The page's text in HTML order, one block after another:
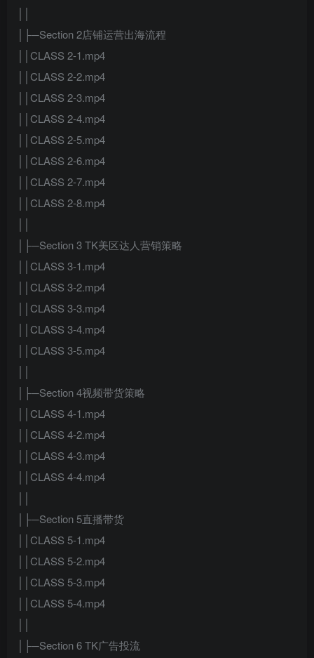
│├─Section 2店铺运营出海流程
││CLASS 2-1.mp4
││CLASS 2-2.mp4
││CLASS 2-3.mp4
││CLASS 2-4.mp4
││CLASS 2-5.mp4
││CLASS 2-6.mp4
││CLASS 2-7.mp4
││CLASS 2-8.mp4
│├─Section 3 TK美区达人营销策略
││CLASS 3-1.mp4
││CLASS 3-2.mp4
││CLASS 3-3.mp4
││CLASS 3-4.mp4
││CLASS 3-5.mp4
│├─Section 4视频带货策略
││CLASS 4-1.mp4
││CLASS 4-2.mp4
││CLASS 4-3.mp4
││CLASS 4-4.mp4
│├─Section 5直播带货
││CLASS 5-1.mp4
││CLASS 5-2.mp4
││CLASS 5-3.mp4
││CLASS 5-4.mp4
│├─Section 6 TK广告投流